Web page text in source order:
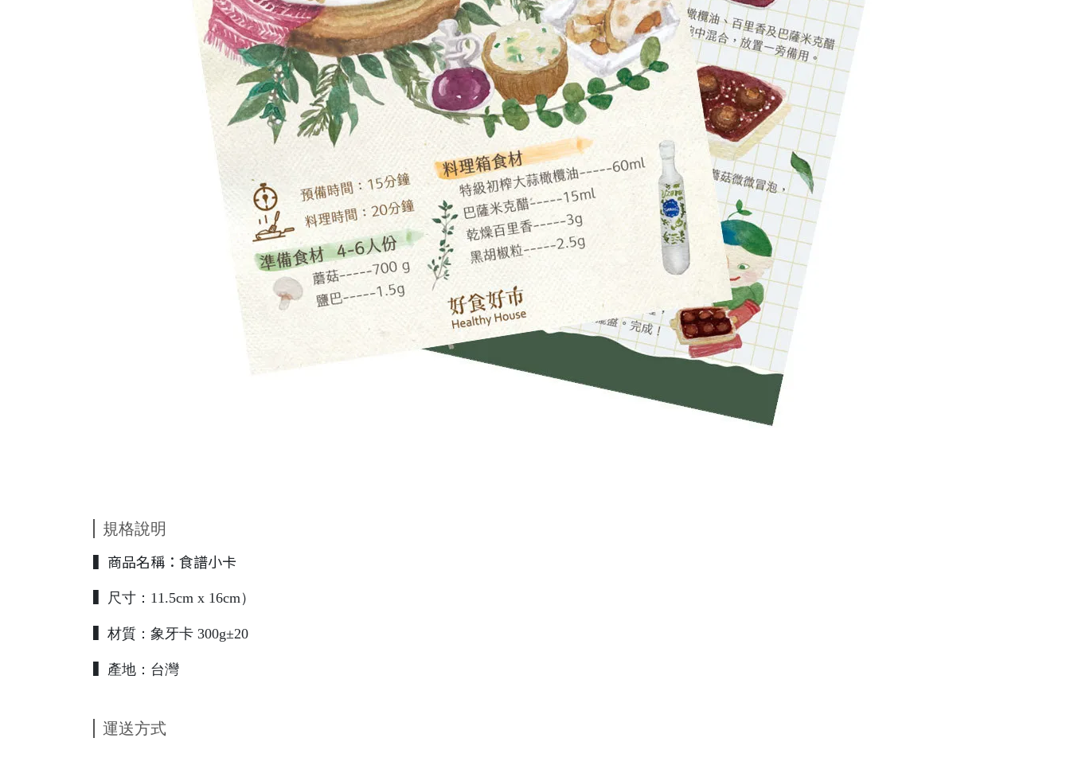
規格說明
▍商品名稱：食譜小卡
▍
尺寸：11.5cm x 16cm）
▍ 材質：象牙卡 300g±20
▍ 產地：台灣
運送方式